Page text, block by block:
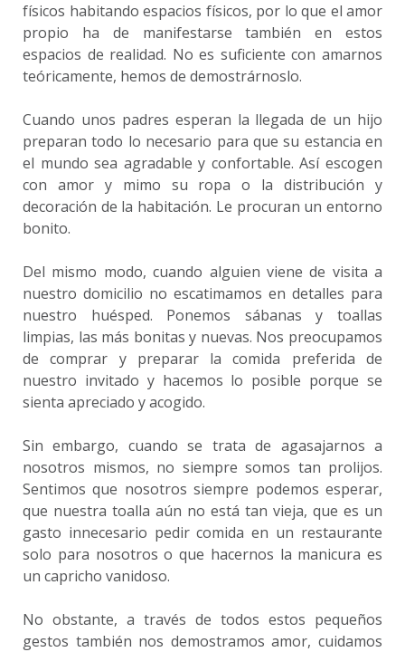
físicos habitando espacios físicos, por lo que el amor
propio ha de manifestarse también en estos
espacios de realidad. No es suficiente con amarnos
teóricamente, hemos de demostrárnoslo.
Cuando unos padres esperan la llegada de un hijo
preparan todo lo necesario para que su estancia en
el mundo sea agradable y confortable. Así escogen
con amor y mimo su ropa o la distribución y
decoración de la habitación. Le procuran un entorno
bonito.
Del mismo modo, cuando alguien viene de visita a
nuestro domicilio no escatimamos en detalles para
nuestro huésped. Ponemos sábanas y toallas
limpias, las más bonitas y nuevas. Nos preocupamos
de comprar y preparar la comida preferida de
nuestro invitado y hacemos lo posible porque se
sienta apreciado y acogido.
Sin embargo, cuando se trata de agasajarnos a
nosotros mismos, no siempre somos tan prolijos.
Sentimos que nosotros siempre podemos esperar,
que nuestra toalla aún no está tan vieja, que es un
gasto innecesario pedir comida en un restaurante
solo para nosotros o que hacernos la manicura es
un capricho vanidoso.
No obstante, a través de todos estos pequeños
gestos también nos demostramos amor, cuidamos